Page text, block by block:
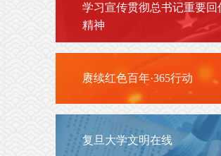
学习宣传贯彻总书记重要回
精神
赓续红色百年·365行动
复旦大学文明在线